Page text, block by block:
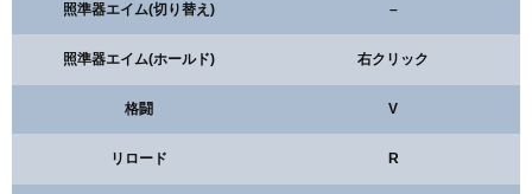
照準器エイム(切り替え) –
照準器エイム(ホールド) 右クリック
格闘 V
リロード R